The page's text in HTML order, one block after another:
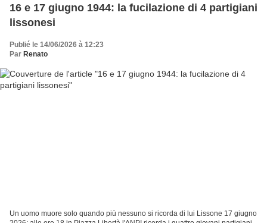
16 e 17 giugno 1944: la fucilazione di 4 partigiani
lissonesi
Publié le 14/06/2026 à 12:23
Par Renato
Un uomo muore solo quando più nessuno si ricorda di lui Lissone 17 giugno